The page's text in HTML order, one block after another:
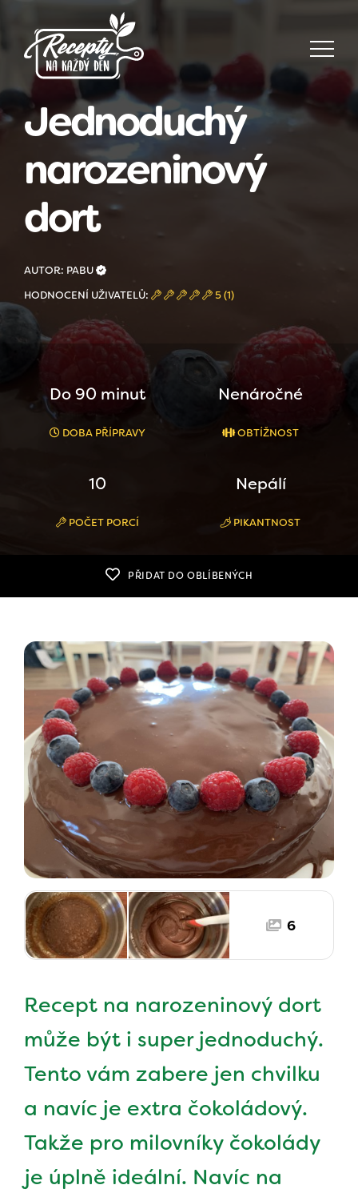
Jednoduchý
narozeninový
dort
AUTOR: PABU
HODNOCENÍ UŽIVATELŮ:
5 (1)
Do 90 minut
DOBA PŘÍPRAVY
Nenáročné
OBTÍŽNOST
10
POČET PORCÍ
Nepálí
PIKANTNOST
PŘIDAT DO OBLÍBENÝCH
6
Recept na narozeninový dort
může být i super jednoduchý.
Tento vám zabere jen chvilku
a navíc je extra čokoládový.
Takže pro milovníky čokolády
je úplně ideální. Navíc na